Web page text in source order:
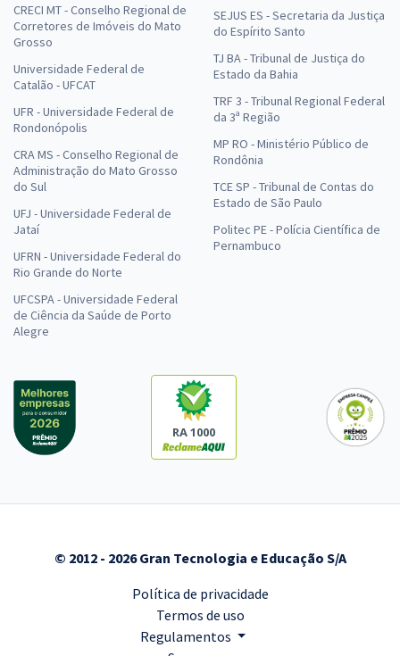
CRECI MT - Conselho Regional de
Corretores de Imóveis do Mato
Grosso
Universidade Federal de
Catalão - UFCAT
UFR - Universidade Federal de
Rondonópolis
CRA MS - Conselho Regional de
Administração do Mato Grosso
do Sul
UFJ - Universidade Federal de
Jataí
UFRN - Universidade Federal do
Rio Grande do Norte
UFCSPA - Universidade Federal
de Ciência da Saúde de Porto
Alegre
SEJUS ES - Secretaria da Justiça
do Espírito Santo
TJ BA - Tribunal de Justiça do
Estado da Bahia
TRF 3 - Tribunal Regional Federal
da 3ª Região
MP RO - Ministério Público de
Rondônia
TCE SP - Tribunal de Contas do
Estado de São Paulo
Politec PE - Polícia Científica de
Pernambuco
RA 1000
© 2012 - 2026 Gran Tecnologia e Educação S/A
Política de privacidade
Termos de uso
Regulamentos